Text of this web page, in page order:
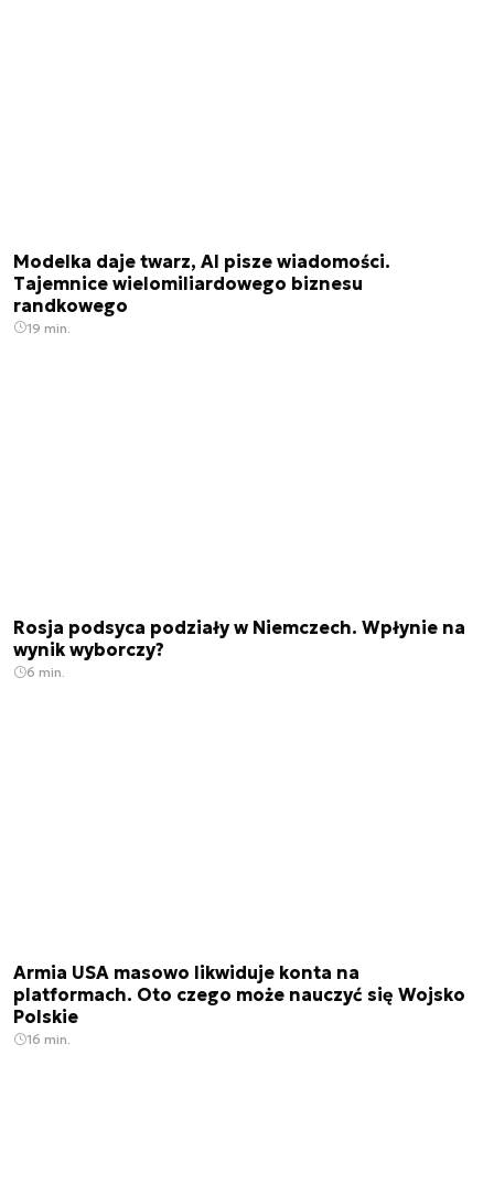
Modelka daje twarz, AI pisze wiadomości.
Tajemnice wielomiliardowego biznesu
randkowego
19 min.
Rosja podsyca podziały w Niemczech. Wpłynie na
wynik wyborczy?
6 min.
Armia USA masowo likwiduje konta na
platformach. Oto czego może nauczyć się Wojsko
Polskie
16 min.